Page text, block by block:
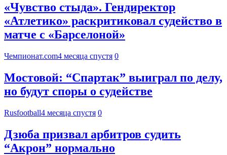
«Чувство стыда». Гендиректор
«Атлетико» раскритиковал судейство в
матче с «Барселоной»
Чемпионат.com4 месяца спустя 0
Мостовой: “Спартак” выиграл по делу,
но будут споры о судействе
Rusfootball4 месяца спустя 0
Дзюба призвал арбитров судить
“Акрон” нормально